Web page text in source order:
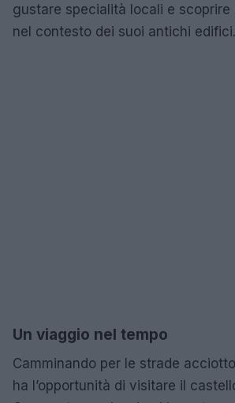
gustare specialità locali e scoprire
nel contesto dei suoi antichi edifici.
Un viaggio nel tempo
Camminando per le strade
ha l’opportunità di visitare il